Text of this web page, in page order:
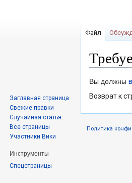
Перейти
к
Перейти
к
Вы должны
Возврат к
Файл
Заглавная страница
Свежие правки
Случайная статья
Все страницы
Участники Вики
Инструменты
Спецстраницы
Политика